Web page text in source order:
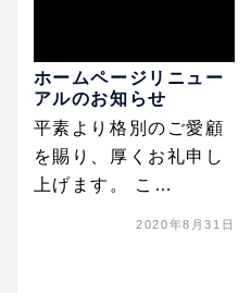
ホームページリニュー
アルのお知らせ
平素より格別のご愛顧
を賜り、厚くお礼申し
上げます。 こ…
2020年8月31日